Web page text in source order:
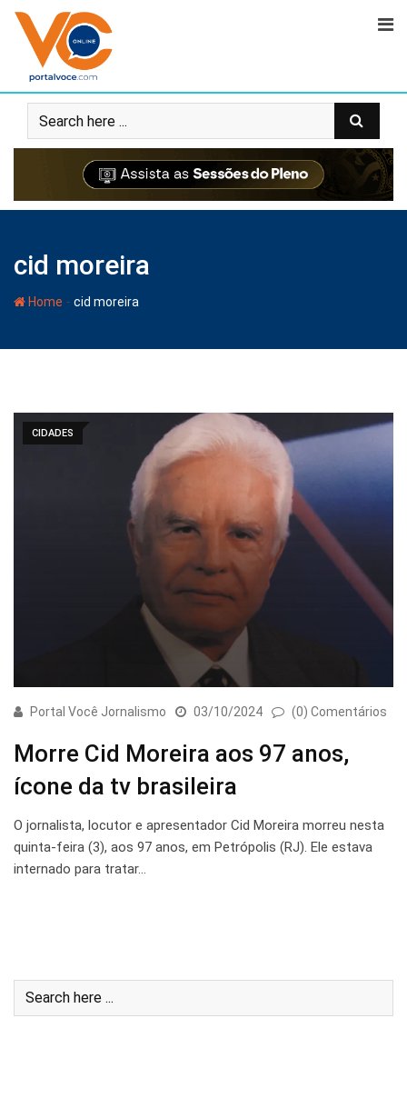
cid moreira
Home - cid moreira
CIDADES
Portal Você Jornalismo 03/10/2024 (0) Comentários
Morre Cid Moreira aos 97 anos,
ícone da tv brasileira
O jornalista, locutor e apresentador Cid Moreira morreu nesta
quinta-feira (3), aos 97 anos, em Petrópolis (RJ). Ele estava
internado para tratar…